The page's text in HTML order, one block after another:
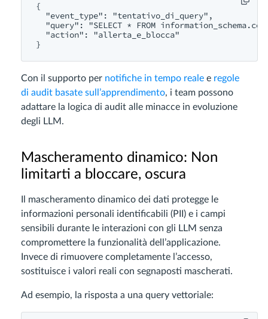
{
  "event_type": "tentativo_di_query",
"query": "SELECT * FROM
  "action": "allerta_e_blocca"
Con il supporto per notifiche in tempo reale e regole
di audit basate sull’apprendimento, i team possono
adattare la logica di audit alle minacce in evoluzione
degli LLM.
Mascheramento dinamico: Non
limitarti a bloccare, oscura
Il mascheramento dinamico dei dati protegge le
informazioni personali identificabili (PII) e i campi
sensibili durante le interazioni con gli LLM senza
compromettere la funzionalità dell’applicazione.
Invece di rimuovere completamente l’accesso,
sostituisce i valori reali con segnaposti mascherati.
Ad esempio, la risposta a una query vettoriale: